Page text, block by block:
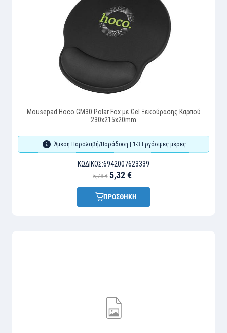
Mousepad Hoco GM30 Polar Fox με Gel Ξεκούρασης Καρπού
230x215x20mm
Άμεση Παραλαβή/Παράδοση | 1-3 Εργάσιμες μέρες
ΚΩΔΙΚΌΣ:6942007623339
5,78 € 5,32 €
ΠΡΟΣΘΗΚΗ